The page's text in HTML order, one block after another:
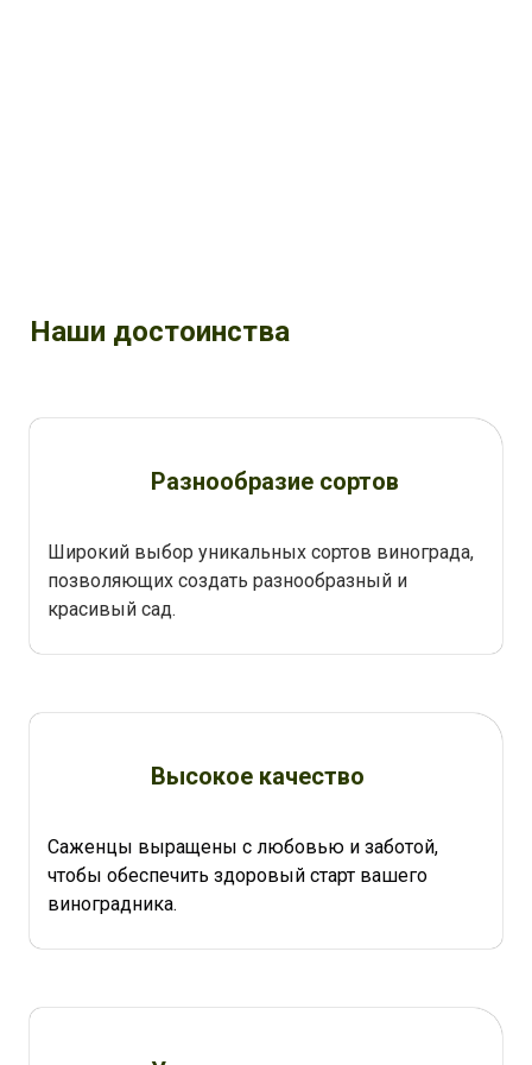
Наши достоинства
Разнообразие сортов
Широкий выбор уникальных сортов винограда,
позволяющих создать разнообразный и
красивый сад.
Высокое качество
Саженцы выращены с любовью и заботой,
чтобы обеспечить здоровый старт вашего
виноградника.